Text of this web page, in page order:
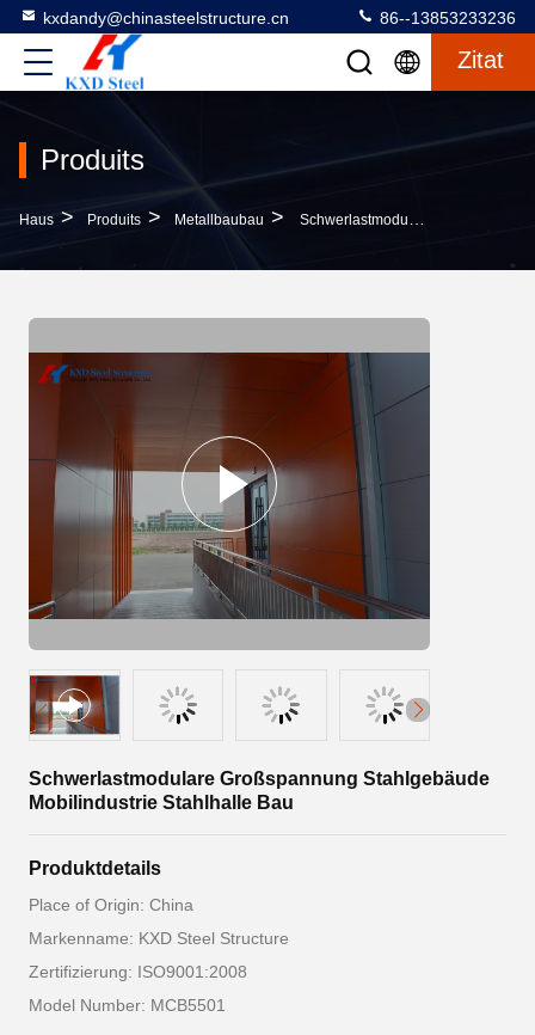
kxdandy@chinasteelstructure.cn 86--13853233236
Zitat
Produits
Haus > Produits > Metallbaubau > Schwerlastmodulare Großspannung Stahlgebäude Mobilindustrie Stahlhalle Bau
Schwerlastmodulare Großspannung Stahlgebäude
Mobilindustrie Stahlhalle Bau
Produktdetails
Place of Origin: China
Markenname: KXD Steel Structure
Zertifizierung: ISO9001:2008
Model Number: MCB5501